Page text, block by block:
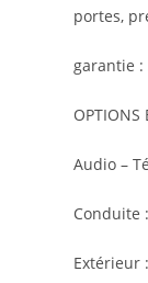
portes,
garantie :
OPTIONS
Audio –
Conduite
Extérieur